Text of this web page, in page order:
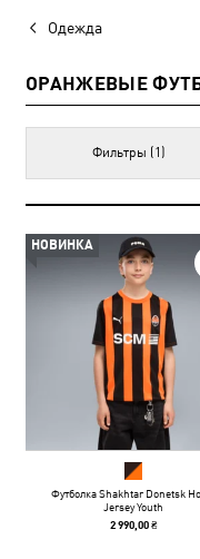
Одежда
ОРАНЖЕВЫЕ
Фильтры (1)
НОВИНКА
Футболка Shakhtar Donetsk
Jersey Youth
2 990,00 ₴